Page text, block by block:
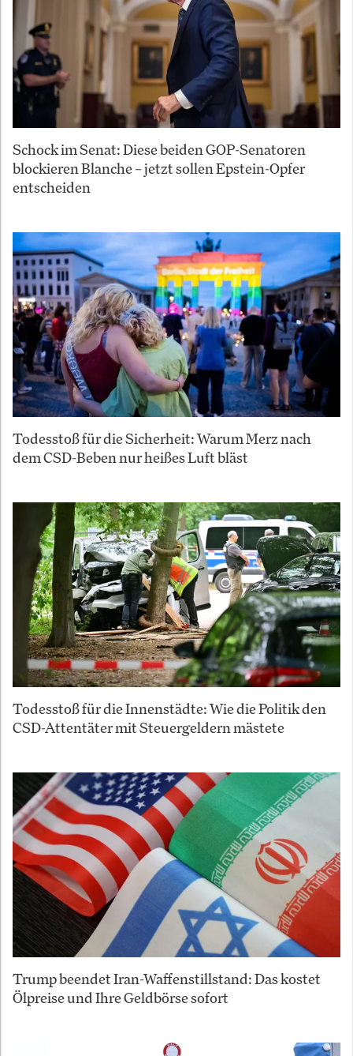
Schock im Senat: Diese beiden GOP-Senatoren
blockieren Blanche – jetzt sollen Epstein-Opfer
entscheiden
Todesstoß für die Sicherheit: Warum Merz nach
dem CSD-Beben nur heißes Luft bläst
Todesstoß für die Innenstädte: Wie die Politik den
CSD-Attentäter mit Steuergeldern mästete
Trump beendet Iran-Waffenstillstand: Das kostet
Ölpreise und Ihre Geldbörse sofort